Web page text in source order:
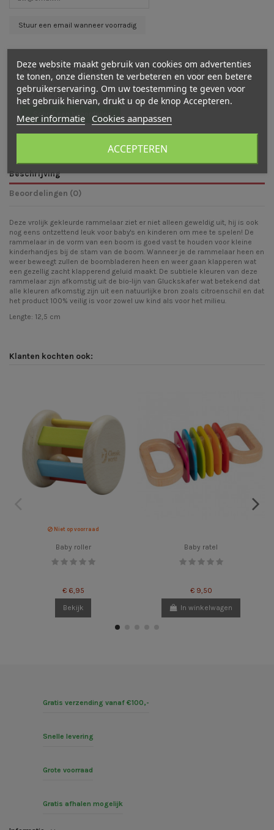
Waarderingen en beoordelingen
Er zijn nog geen beoordelingen
Schrijf een beoordeling
Beschrijving
Beoordelingen (0)
Deze vrolijk gekleurde rammelaar ziet er niet alleen geweldig uit, hij is ook
nog eens ontzettend leuk voor baby's en kinderen om mee te spelen! De
rammelaar in de vorm van een boom is goed vast te houden voor kleine
kinderhandjes bij de stam van de boom. Wanneer je de rammelaar heen en
weer beweegt zullen de boombladeren heen en weer gaan klapperen wat
een gezellig zacht klapperend geluid maakt. De subtiele kleuren van deze
rammelaar zijn afkomstig uit de bio-lijn van Gluckskafer wat betekend dat
alle kleuren afkomstig zijn uit een natuurlijke bron zoals citroenschil en dat
het product 100% veilig is voor zowel uw kind als voor het milieu.
Lengte: 12,5 cm
Klanten kochten ook:
Niet op voorraad
Baby roller
€ 6,95
Bekijk
Baby ratel
€ 9,50
In winkelwagen
Gratis verzending vanaf €100,-
Snelle levering
Grote voorraad
Gratis afhalen mogelijk
Deze website maakt gebruik van cookies om advertenties
te tonen, onze diensten te verbeteren en voor een betere
gebruikerservaring. Om uw toestemming te geven voor
het gebruik hiervan, drukt u op de knop Accepteren.
Meer informatie Cookies aanpassen
ACCEPTEREN